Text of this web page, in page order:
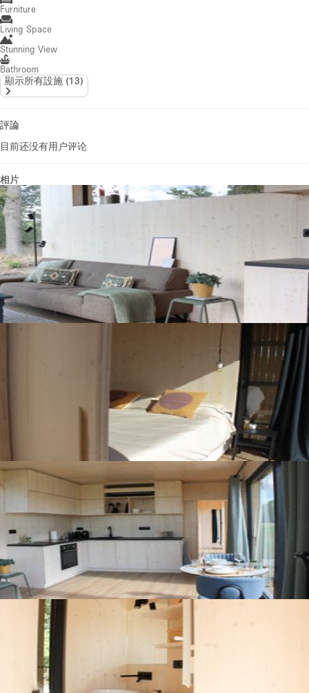
Furniture
Living Space
Stunning View
Bathroom
顯示所有設施 (13)
評論
目前还没有用户评论
相片